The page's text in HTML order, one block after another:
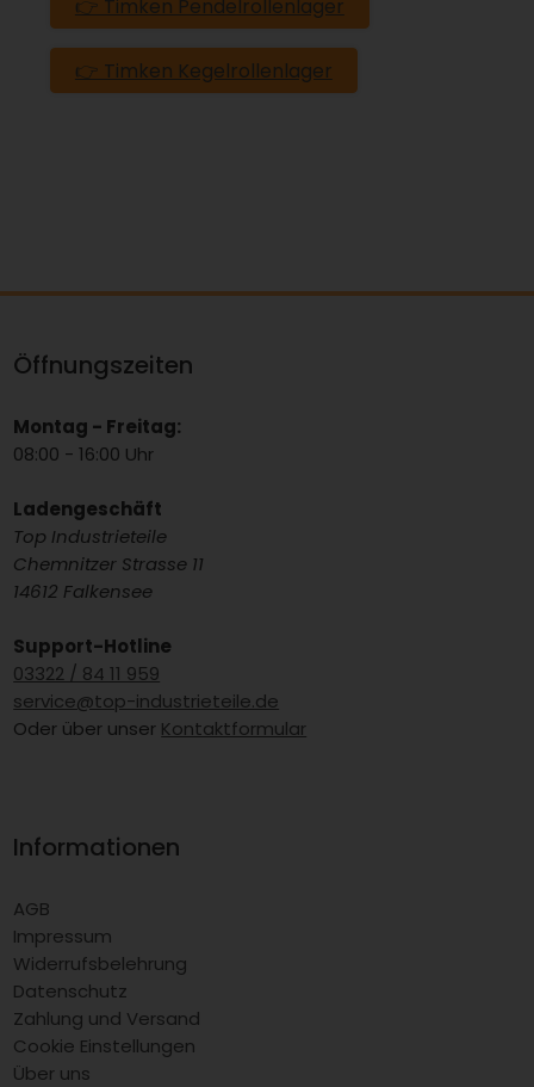
👉 Timken Pendelrollenlager
👉 Timken Kegelrollenlager
Öffnungszeiten
Montag - Freitag:
08:00 - 16:00 Uhr
Ladengeschäft
Top Industrieteile
Chemnitzer Strasse 11
14612 Falkensee
Support-Hotline
03322 / 84 11 959
service@top-industrieteile.de
Oder über unser Kontaktformular
Informationen
AGB
Impressum
Widerrufsbelehrung
Datenschutz
Zahlung und Versand
Cookie Einstellungen
Über uns